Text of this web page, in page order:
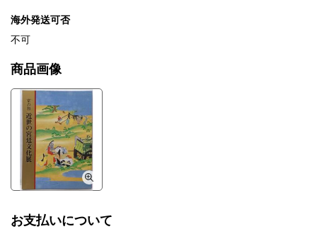
海外発送可否
不可
商品画像
お支払いについて